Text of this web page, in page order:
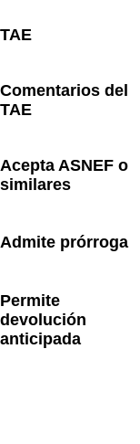
TAE
Comentarios del
TAE
Acepta ASNEF o
similares
Admite prórroga
Permite
devolución
anticipada